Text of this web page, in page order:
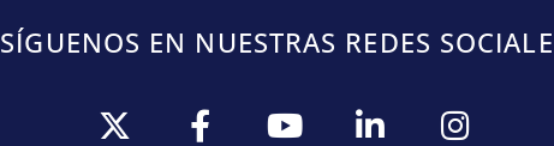
SÍGUENOS EN NUESTRAS REDES